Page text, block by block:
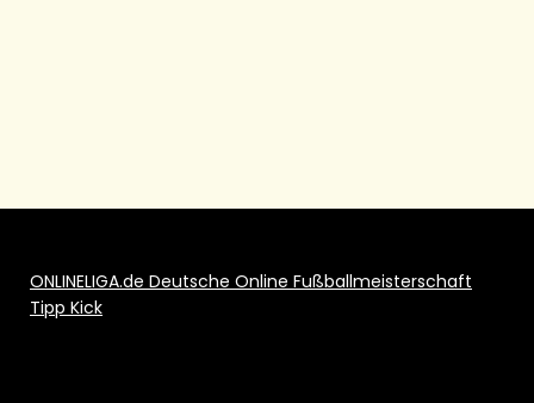
ONLINELIGA.de Deutsche Online Fußballmeisterschaft
Tipp Kick